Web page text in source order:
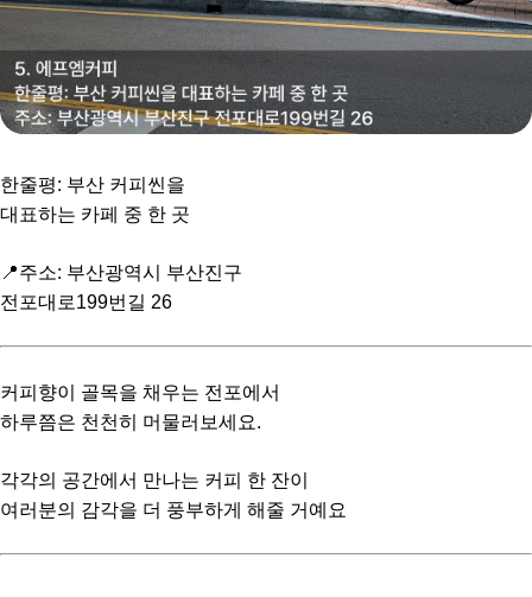
한줄평: 부산 커피씬을
대표하는 카페 중 한 곳
📍주소: 부산광역시 부산진구
전포대로199번길 26
커피향이 골목을 채우는 전포에서
하루쯤은 천천히 머물러보세요.
각각의 공간에서 만나는 커피 한 잔이
여러분의 감각을 더 풍부하게 해줄 거예요